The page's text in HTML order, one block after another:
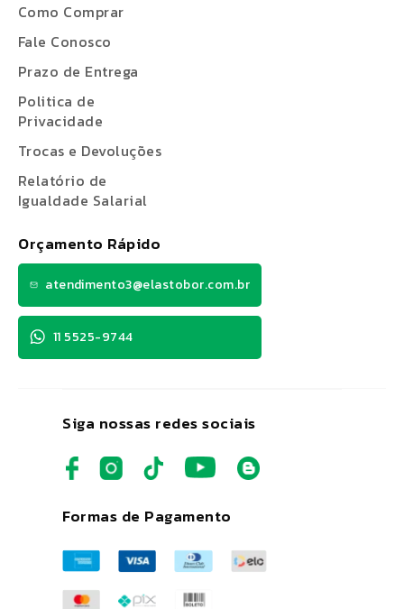
Siga nossas redes sociais
Formas de Pagamento
Como Comprar
Fale Conosco
Prazo de Entrega
Politica de
Privacidade
Trocas e Devoluções
Relatório de
Igualdade Salarial
Orçamento Rápido
atendimento3@elastobor.com.br
11 5525-9744